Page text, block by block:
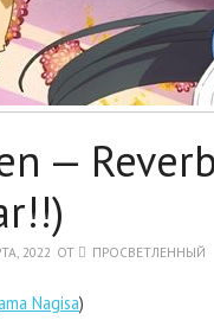
—
2022 ОТ ПРОСВЕТЛЕННЫЙ
Nagisa)